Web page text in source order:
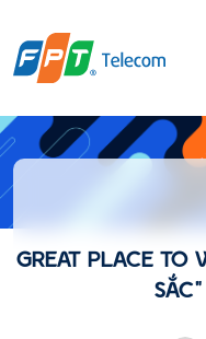
GREAT
PLACE
GREAT PLACE TO